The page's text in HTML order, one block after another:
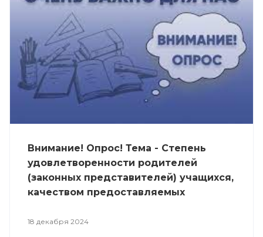
Внимание! Опрос! Тема - Степень
удовлетворенности родителей
(законных представителей) учащихся,
качеством предоставляемых
18 декабря 2024